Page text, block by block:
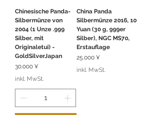
Chinesische Panda-
Silbermünze von
2004 (1 Unze .999
Silber, mit
Originaletui) -
GoldSilverJapan
Preis
30.000 ¥
inkl. MwSt.
China Panda
Silbermünze 2016, 10
Yuan (30 g, 999er
Silber), NGC MS70,
Erstauflage
Preis
25.000 ¥
inkl. MwSt.